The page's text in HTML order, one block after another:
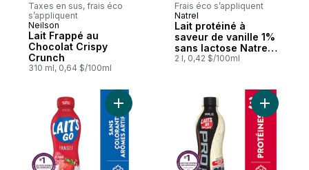
Taxes en sus, frais éco
s’appliquent
Préparé au Canada
Neilson
Lait Frappé au
Chocolat Crispy
Crunch
310 ml, 0,64 $/100ml
Frais éco s’appliquent
Préparé au Canada
Natrel
Lait protéiné à
saveur de vanille 1%
sans lactose Natrel
Plus
2 l, 0,42 $/100ml
Ajouter Lait partiellement écrémé aux
Ajouter